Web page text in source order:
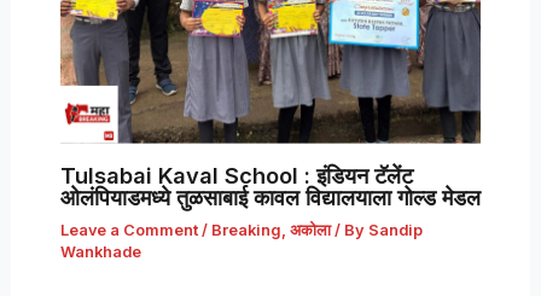
Tulsabai Kaval School : इंडियन टॅलेंट
ओलंपियाडमध्ये तुळसाबाई कावल विद्यालयाला गोल्ड मेडल
Leave a Comment / Breaking, अकोला/ By Sandip
Wankhade